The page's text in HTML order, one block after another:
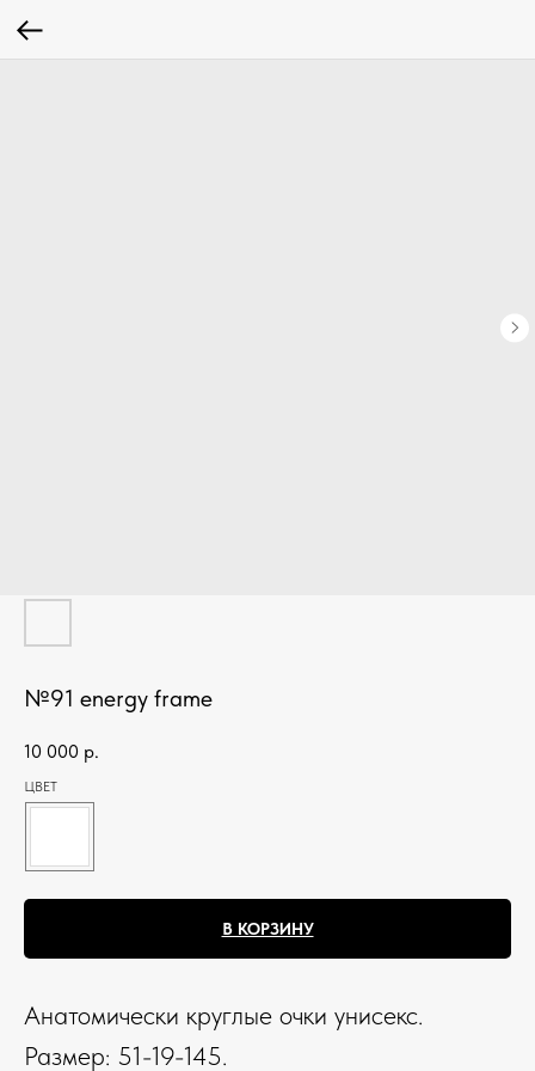
№91 energy frame
10 000 р.
ЦВЕТ
В КОРЗИНУ
Анатомически круглые очки унисекс.
Размер: 51-19-145.